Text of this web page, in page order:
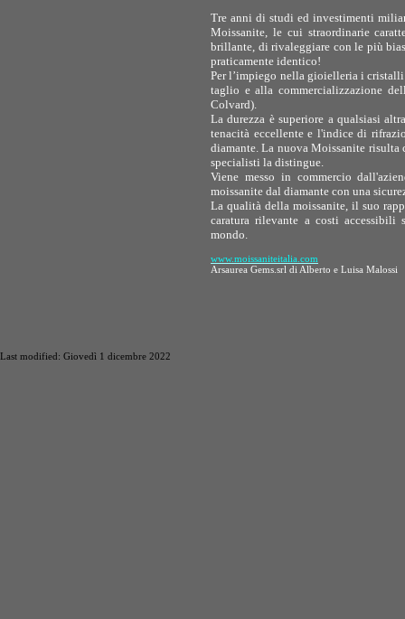
Tre anni di studi ed investimenti
Moissanite, le cui straordinarie
brillante, di rivaleggiare con le più
praticamente identico!
Per l’impiego nella gioielleria i
taglio e alla commercializzazione
Colvard).
La durezza è superiore a qualsiasi
tenacità eccellente e l'indice di
diamante. La nuova Moissanite risulta
specialisti la distingue.
Viene messo in commercio
moissanite dal diamante con una
La qualità della moissanite, il suo
caratura rilevante a costi accessibili
mondo.
www.moissaniteitalia.com
Arsaurea Gems.srl di Alberto e Luisa Malossi
Last modified: Giovedì 1 dicembre 2022